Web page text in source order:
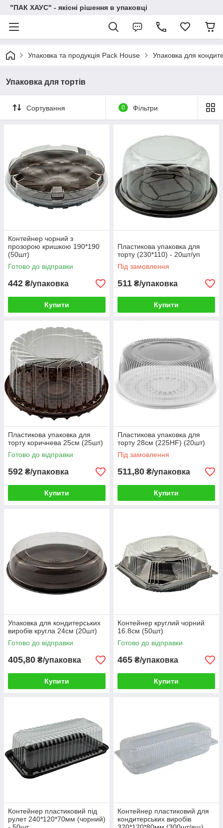
"ПАК ХАУС" - якісні рішення в упаковці
Упаковка та продукція Pack House Упаковка для
Упаковка для тортів
Сортування 0 Фільтри
Контейнер чорний з
прозорою кришкою 190*190
(50шт)
Готово до відправки
442 ₴/упаковка
Купити
Пластикова упаковка для
торту (230*110) - 20шт/уп
Під замовлення
511 ₴/упаковка
Купити
Пластикова упаковка для
торту коричнева 25см (25шт)
Готово до відправки
592 ₴/упаковка
Купити
Пластикова упаковка для
торту 28см (225HF) (20шт)
Під замовлення
511,80 ₴/упаковка
Купити
Упаковка для кондитерських
виробів кругла 24см (20шт)
Готово до відправки
405,80 ₴/упаковка
Купити
Контейнер круглий чорний
16.8см (50шт)
Готово до відправки
465 ₴/упаковка
Купити
Контейнер пластиковий під
рулет 240*120*70мм (чорний)
Контейнер пластиковий для
кондитерських виробів